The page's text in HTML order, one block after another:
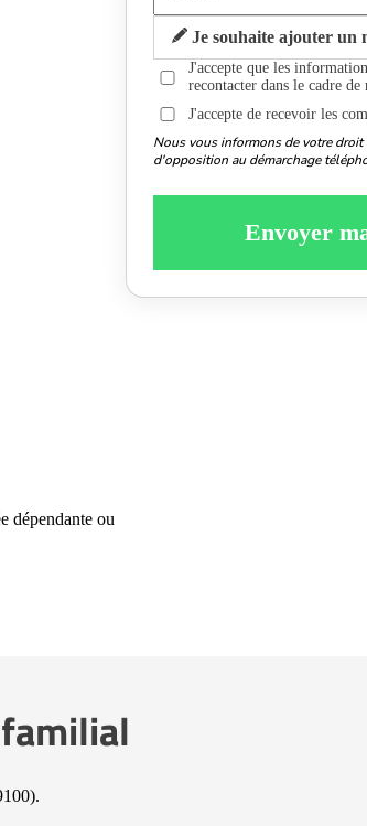
dépendante ou
Je souhaite ajouter un
J'accepte que les
recontacter dans le cadre
J'accepte de recevoir les
Nous vous informons de votre
d'opposition au démarchage
Envoyer